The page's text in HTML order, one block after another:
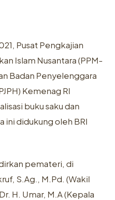
Pusat Pengkajian
Islam Nusantara (PPM-
Badan Penyelenggara
Kemenag RI
buku saku dan
ini didukung oleh BRI
pemateri, di
S.Ag., M.Pd. (Wakil
H. Umar, M.A (Kepala